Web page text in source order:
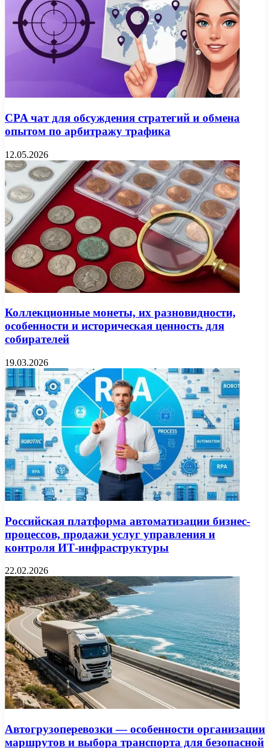
CPA чат для обсуждения стратегий и обмена
опытом по арбитражу трафика
12.05.2026
Коллекционные монеты, их разновидности,
особенности и историческая ценность для
собирателей
19.03.2026
Российская платформа автоматизации бизнес-
процессов, продажи услуг управления и
контроля ИТ-инфраструктуры
22.02.2026
Автогрузоперевозки — особенности организации
маршрутов и выбора транспорта для безопасной